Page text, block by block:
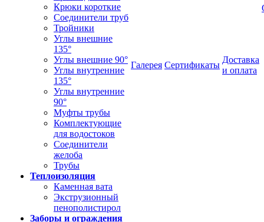
Крюки короткие
Соединители труб
Тройники
Углы внешние
135°
Углы внешние 90°
Углы внутренние
135°
Углы внутренние
90°
Муфты трубы
Комплектующие
для водостоков
Соединители
желоба
Трубы
Теплоизоляция
Каменная вата
Экструзионный
пенополистирол
Заборы и ограждения
Галерея Сертификаты
Доставка
и оплата